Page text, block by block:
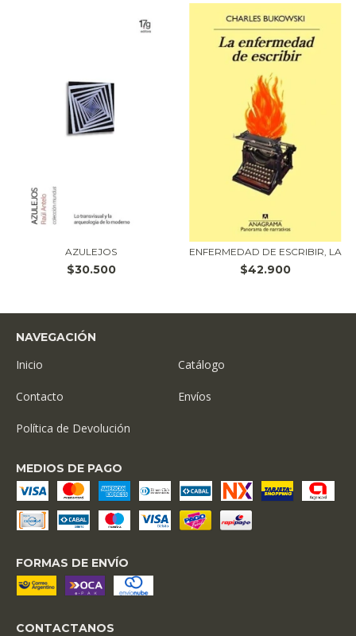
AZULEJOS
$30.500
ENFERMEDAD DE ESCRIBIR, LA
$42.900
NAVEGACIÓN
Inicio Catálogo
Contacto Envíos
Política de Devolución
MEDIOS DE PAGO
FORMAS DE ENVÍO
CONTACTANOS